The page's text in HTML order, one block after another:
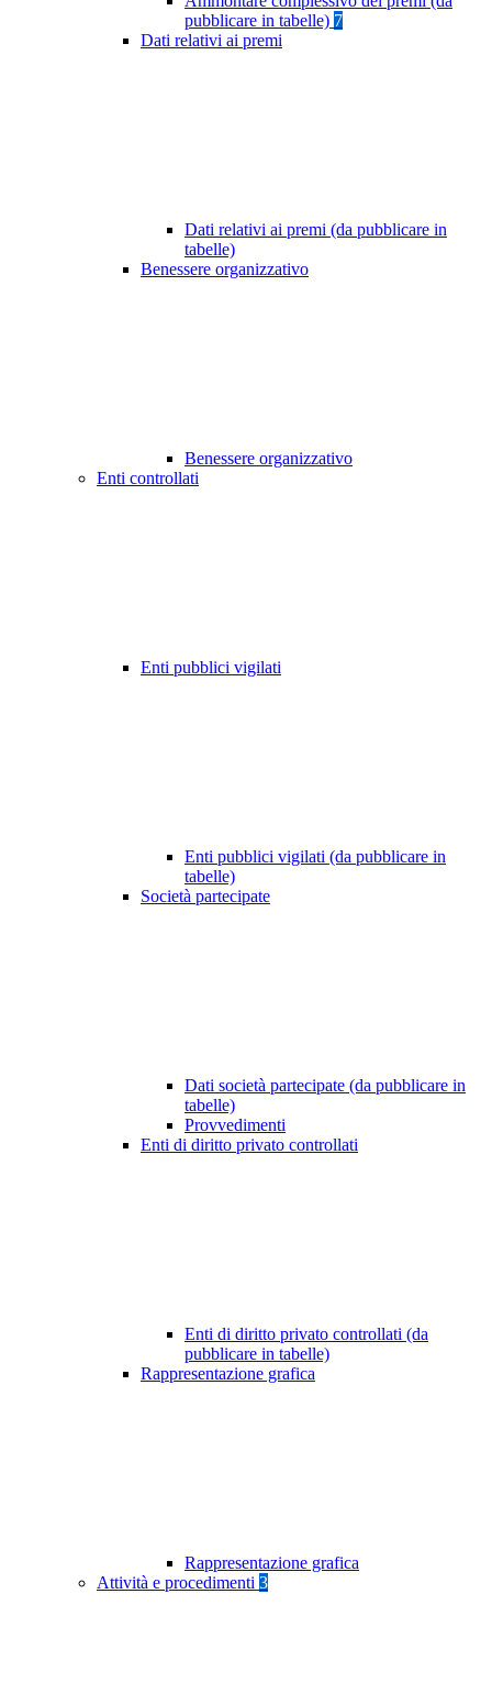
pubblicare in tabelle) 7
Dati relativi ai premi
Dati relativi ai premi (da pubblicare in
tabelle)
Benessere organizzativo
Benessere organizzativo
Enti controllati
Enti pubblici vigilati
Enti pubblici vigilati (da pubblicare in
tabelle)
Società partecipate
Dati società partecipate (da pubblicare in
tabelle)
Provvedimenti
Enti di diritto privato controllati
Enti di diritto privato controllati (da
pubblicare in tabelle)
Rappresentazione grafica
Rappresentazione grafica
Attività e procedimenti 3